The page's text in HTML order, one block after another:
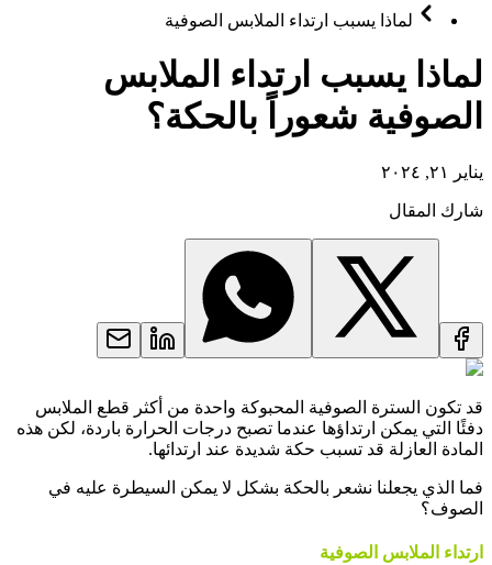
لماذا يسبب ارتداء الملابس الصوفية
لماذا يسبب ارتداء الملابس
الصوفية شعوراً بالحكة؟
يناير ٢١, ٢٠٢٤
شارك المقال
قد تكون السترة الصوفية المحبوكة واحدة من أكثر قطع الملابس
دفئًا التي يمكن ارتداؤها عندما تصبح درجات الحرارة باردة، لكن هذه
المادة العازلة قد تسبب حكة شديدة عند ارتدائها.
فما الذي يجعلنا نشعر بالحكة بشكل لا يمكن السيطرة عليه في
الصوف؟
ارتداء الملابس الصوفية